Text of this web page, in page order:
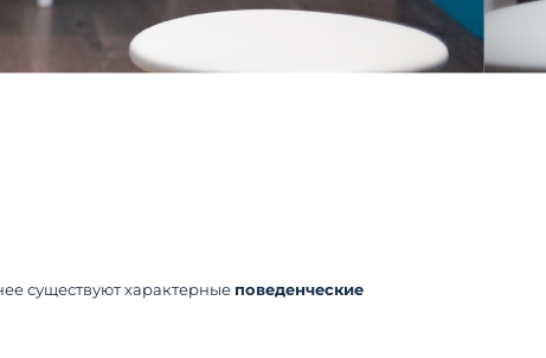
существуют характерные поведенческие